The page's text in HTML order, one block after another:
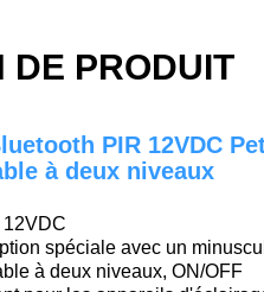
DE PRODUIT
PIR 12VDC
à deux niveaux
12VDC
spéciale avec un
à deux niveaux, ON/OFF